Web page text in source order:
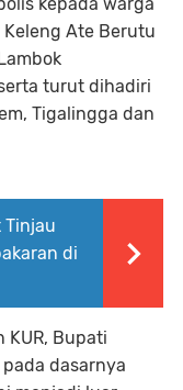
Ate Berutu
turut dihadiri
Tigalingga dan
Tinjau
di
KUR, Bupati
dasarnya